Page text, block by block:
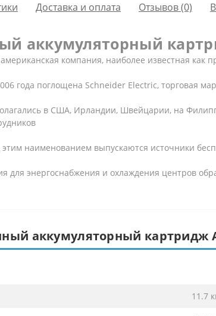
Доставка и оплата Отзывов (0)
аккумуляторный
компания, наиболее известная как
года поглощена Schneider Electric, торговая
в США, Ирландии, Швейцарии, на
этим наименованием выпускаются источники
для энергоснабжения и охлаждения центров
аккумуляторный картридж
11.7